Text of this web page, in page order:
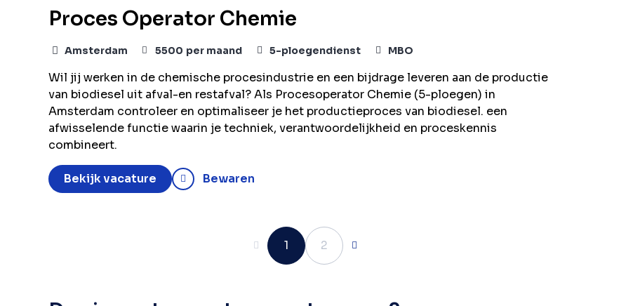
Proces Operator Chemie
Amsterdam 5500 per maand 5-ploegendienst MBO
Wil jij werken in de chemische procesindustrie en een bijdrage leveren aan de productie
van biodiesel uit afval-en restafval? Als Procesoperator Chemie (5-ploegen) in
Amsterdam controleer en optimaliseer je het productieproces van biodiesel. een
afwisselende functie waarin je techniek, verantwoordelijkheid en proceskennis
combineert.
Bekijk vacature Bewaren
Vorige
1 2